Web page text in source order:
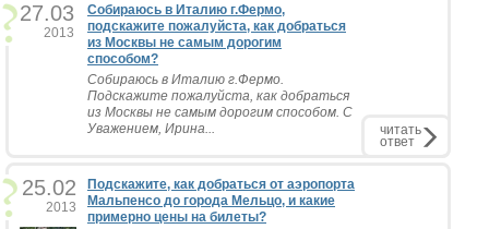
27.03
2013
Собираюсь в Италию г.Фермо,
подскажите пожалуйста, как добраться
из Москвы не самым дорогим
способом?
Собираюсь в Италию г.Фермо.
Подскажите пожалуйста, как добраться
из Москвы не самым дорогим способом. С
Уважением, Ирина...
читать
ответ
25.02
2013
Подскажите, как добраться от аэропорта
Мальпенсо до города Мельцо, и какие
примерно цены на билеты?